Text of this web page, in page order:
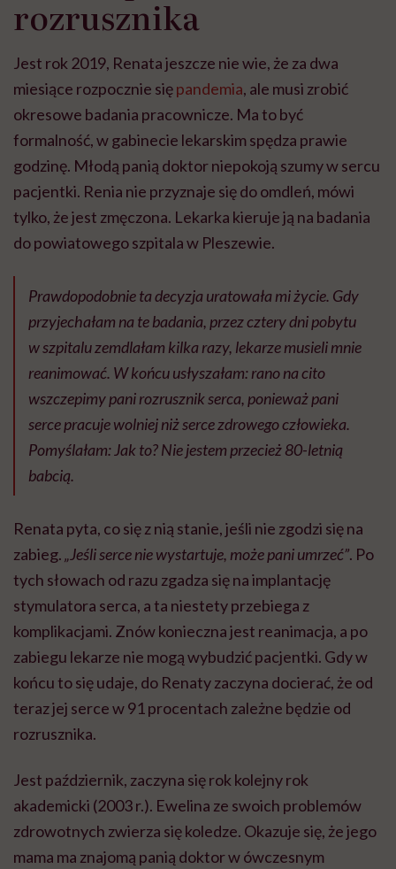
rozrusznika
Jest rok 2019, Renata jeszcze nie wie, że za dwa
miesiące rozpocznie siępandemia, ale musi zrobić
okresowe badania pracownicze. Ma to być
formalność, w gabinecie lekarskim spędza prawie
godzinę. Młodą panią doktor niepokoją szumy w sercu
pacjentki. Renia nie przyznaje się do omdleń, mówi
tylko, że jest zmęczona. Lekarka kieruje ją na badania
do powiatowego szpitala w Pleszewie.
Prawdopodobnie ta decyzja uratowała mi życie. Gdy
przyjechałam na te badania, przez cztery dni pobytu
w szpitalu zemdlałam kilka razy, lekarze musieli mnie
reanimować. W końcu usłyszałam: rano na cito
wszczepimy pani rozrusznik serca, ponieważ pani
serce pracuje wolniej niż serce zdrowego człowieka.
Pomyślałam: Jak to? Nie jestem przecież 80-letnią
babcią.
Renata pyta, co się z nią stanie, jeśli nie zgodzi się na
zabieg.„Jeśli serce nie wystartuje, może pani umrzeć”. Po
tych słowach od razu zgadza się na implantację
stymulatora serca, a ta niestety przebiega z
komplikacjami. Znów konieczna jest reanimacja, a po
zabiegu lekarze nie mogą wybudzić pacjentki. Gdy w
końcu to się udaje, do Renaty zaczyna docierać, że od
teraz jej serce w 91 procentach zależne będzie od
rozrusznika.
Jest październik, zaczyna się rok kolejny rok
akademicki (2003 r.). Ewelina ze swoich problemów
zdrowotnych zwierza się koledze. Okazuje się, że jego
mama ma znajomą panią doktor w ówczesnym